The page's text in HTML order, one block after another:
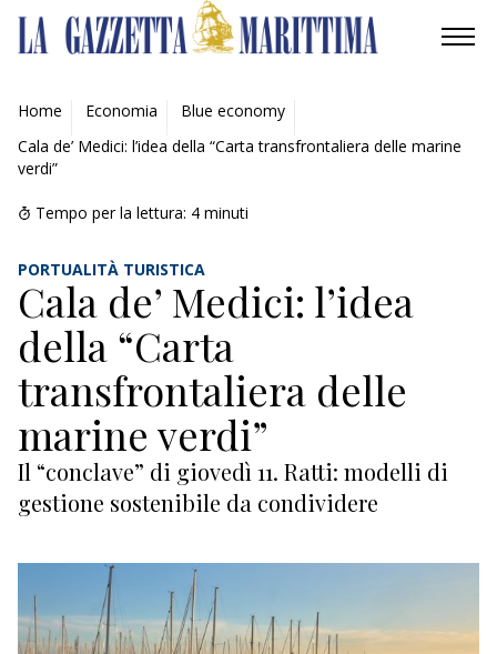
AMBIENTE
MOBILITÀ
INDUSTRIA
RICERCA
ECONOMIA
CROCIERE / TRAGHETTI
COMPAGNIE DI NAVIGAZIONE
VACANZE
CULTURA
Home Economia
Blue economy
Cala de’ Medici: l’idea della “Carta transfrontaliera delle marine
verdi”
Tempo per la lettura: 4 minuti
PORTUALITÀ TURISTICA
Cala de’ Medici: l’idea
della “Carta
transfrontaliera delle
marine verdi”
Il “conclave” di giovedì 11. Ratti: modelli di
gestione sostenibile da condividere